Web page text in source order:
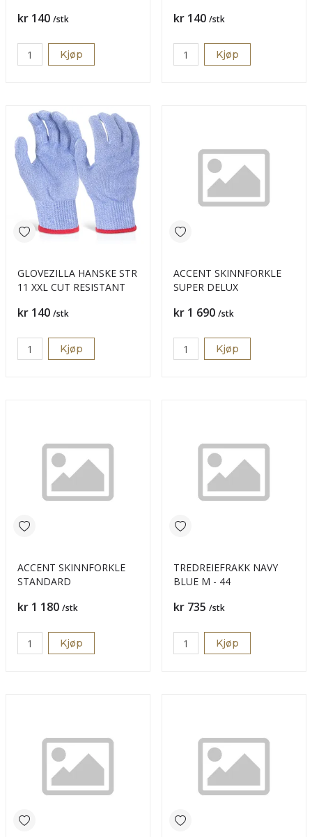
Pris
kr 140 /stk
Kjøp
Pris
kr 140 /stk
Kjøp
GLOVEZILLA HANSKE STR
11 XXL CUT RESISTANT
Pris
kr 140 /stk
Kjøp
ACCENT SKINNFORKLE
SUPER DELUX
Pris
kr 1 690 /stk
Kjøp
ACCENT SKINNFORKLE
STANDARD
Pris
kr 1 180 /stk
Kjøp
TREDREIEFRAKK NAVY
BLUE M - 44
Pris
kr 735 /stk
Kjøp